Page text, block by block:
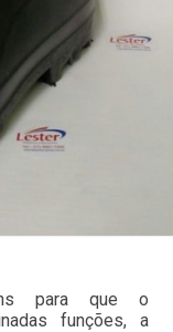
para que o
funções, a